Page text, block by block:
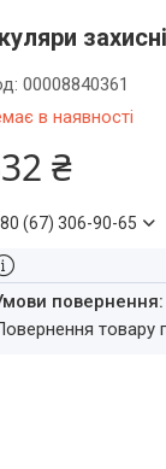
в наявності
00008840361
₴
(67) 306-90-65
повернення